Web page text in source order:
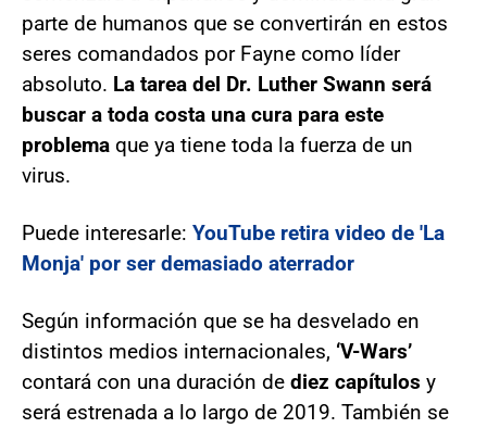
parte de humanos que se convertirán en estos
seres comandados por Fayne como líder
absoluto. La tarea del Dr. Luther Swann será
buscar a toda costa una cura para este
problema que ya tiene toda la fuerza de un
virus.
Puede interesarle: YouTube retira video de 'La
Monja' por ser demasiado aterrador
Según información que se ha desvelado en
distintos medios internacionales, ‘V-Wars’
contará con una duración de diez capítulos y
será estrenada a lo largo de 2019. También se